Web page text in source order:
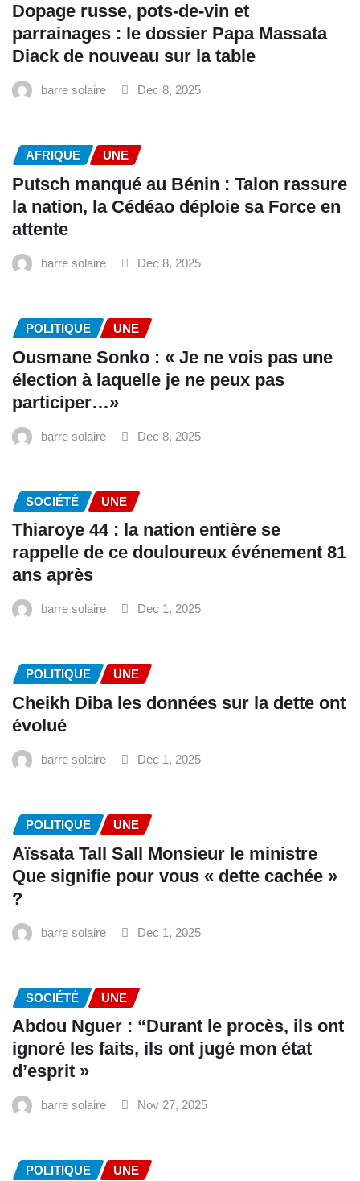
Dopage russe, pots-de-vin et
parrainages : le dossier Papa Massata
Diack de nouveau sur la table
barre solaire Dec 8, 2025
AFRIQUE UNE
Putsch manqué au Bénin : Talon rassure
la nation, la Cédéao déploie sa Force en
attente
barre solaire Dec 8, 2025
POLITIQUE UNE
Ousmane Sonko : « Je ne vois pas une
élection à laquelle je ne peux pas
participer…»
barre solaire Dec 8, 2025
SOCIÉTÉ UNE
Thiaroye 44 : la nation entière se
rappelle de ce douloureux événement 81
ans après
barre solaire Dec 1, 2025
POLITIQUE UNE
Cheikh Diba les données sur la dette ont
évolué
barre solaire Dec 1, 2025
POLITIQUE UNE
Aïssata Tall Sall Monsieur le ministre
Que signifie pour vous « dette cachée »
?
barre solaire Dec 1, 2025
SOCIÉTÉ UNE
Abdou Nguer : “Durant le procès, ils ont
ignoré les faits, ils ont jugé mon état
d’esprit »
barre solaire Nov 27, 2025
POLITIQUE UNE